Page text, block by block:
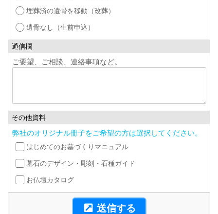
埋葬済の遺骨を移動（改葬）
遺骨なし（生前申込）
通信欄
ご要望、ご相談、連絡事項など。
その他資料
弊社のオリジナル冊子をご希望の方は選択してください。
はじめてのお墓づくりマニュアル
墓石のデザイン・彫刻・石種ガイド
お仏壇カタログ
送信する